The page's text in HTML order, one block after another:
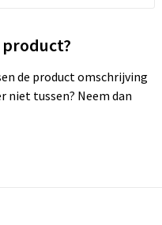
product?
de product omschrijving
niet tussen? Neem dan